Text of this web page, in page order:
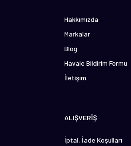
Hakkımızda
Markalar
Blog
Havale Bildirim Formu
İletişim
ALIŞVERİŞ
İptal, İade Koşulları